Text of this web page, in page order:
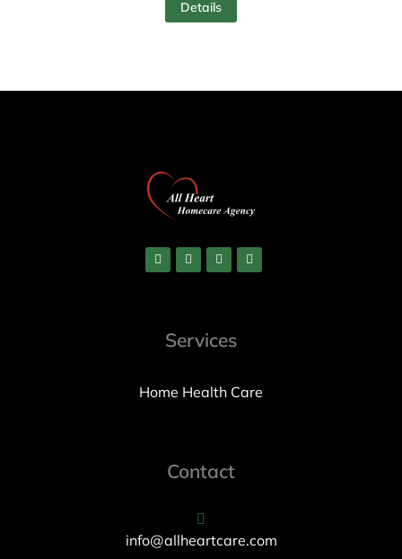
Details
Services
Home Health Care
Contact
info@allheartcare.com